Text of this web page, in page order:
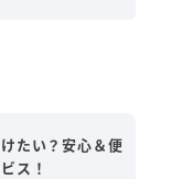
たい？安心＆便
ス！